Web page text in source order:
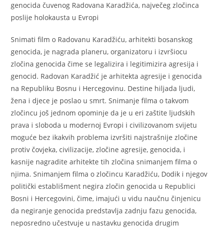
genocida čuvenog Radovana Karadžića, največeg zločinca
poslije holokausta u Evropi
Snimati film o Radovanu Karadžiću, arhitekti bosanskog
genocida, je nagrada planeru, organizatoru i izvršiocu
zločina genocida čime se legalizira i legitimizira agresija i
genocid. Radovan Karadžić je arhitekta agresije i genocida
na Republiku Bosnu i Hercegovinu. Destine hiljada ljudi,
žena i djece je poslao u smrt. Snimanje filma o takvom
zločincu još jednom opominje da je u eri zaštite ljudskih
prava i sloboda u modernoj Evropi i civilizovanom svijetu
moguće bez ikakvih problema izvršiti najstrašnije zločine
protiv čovjeka, civilizacije, zločine agresije, genocida, i
kasnije nagradite arhitekte tih zločina snimanjem filma o
njima. Snimanjem filma o zločincu Karadžiću, Dodik i njegov
politički establišment negira zločin genocida u Republici
Bosni i Hercegovini, čime, imajući u vidu naučnu činjenicu
da negiranje genocida predstavlja zadnju fazu genocida,
neposredno učestvuje u nastavku genocida drugim